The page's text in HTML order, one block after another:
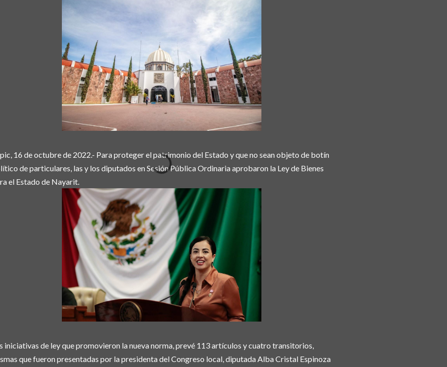
16 de octubre de 2022.- Para proteger el patrimonio del Estado y que no sean objeto de botín
de particulares, las y los diputados en Sesión Pública Ordinaria aprobaron la Ley de Bienes
el Estado de Nayarit.
iniciativas de ley que promovieron la nueva norma, prevé 113 artículos y cuatro transitorios,
que fueron presentadas por la presidenta del Congreso local, diputada Alba Cristal Espinoza